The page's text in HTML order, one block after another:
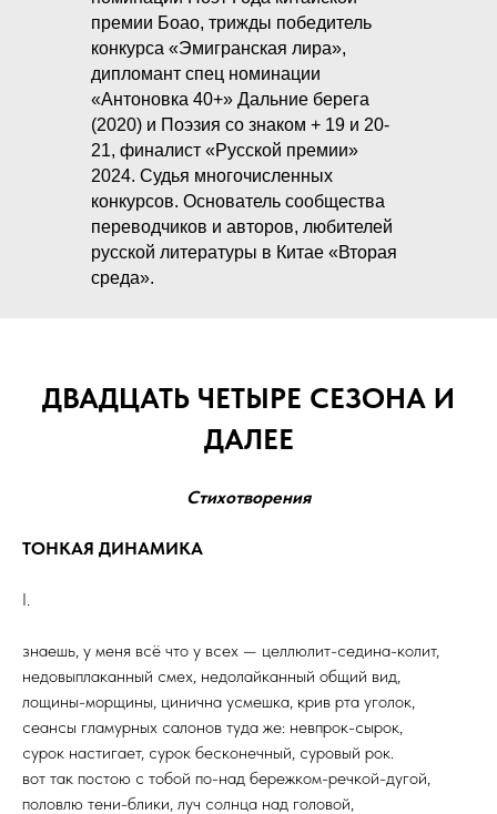
премии Боао, трижды победитель
конкурса «Эмигранская лира»,
дипломант спец номинации
«Антоновка 40+» Дальние берега
(2020) и Поэзия со знаком + 19 и 20-
21, финалист «Русской премии»
2024. Судья многочисленных
конкурсов. Основатель сообщества
переводчиков и авторов, любителей
русской литературы в Китае «Вторая
среда».
ДВАДЦАТЬ ЧЕТЫРЕ СЕЗОНА И
ДАЛЕЕ
Стихотворения
ТОНКАЯ ДИНАМИКА
I.
знаешь, у меня всё что у всех — целлюлит-седина-колит,
недовыплаканный смех, недолайканный общий вид,
лощины-морщины, цинична усмешка, крив рта уголок,
сеансы гламурных салонов туда же: невпрок-сырок,
сурок настигает, сурок бесконечный, суровый рок.
вот так постою с тобой по-над бережком-речкой-дугой,
половлю тени-блики, луч солнца над головой,